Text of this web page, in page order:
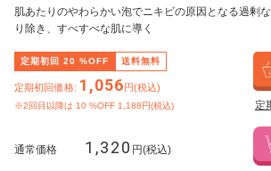
肌あたりのやわらかい泡でニキビの原因となる過剰
り除き、すべすべな肌に導く
定期初回 20 %OFF 送料無料
定期初回価格: 1,056円(税込)
※2回目以降は 10 %OFF 1,188円(税込) 定
通常価格 1,320 円(税込)